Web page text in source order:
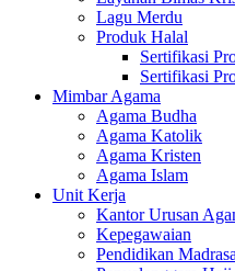
Lagu Merdu
Produk Halal
Sertifikasi
Sertifikasi
Mimbar Agama
Agama Budha
Agama Katolik
Agama Kristen
Agama Islam
Unit Kerja
Kantor Urusan
Kepegawaian
Pendidikan